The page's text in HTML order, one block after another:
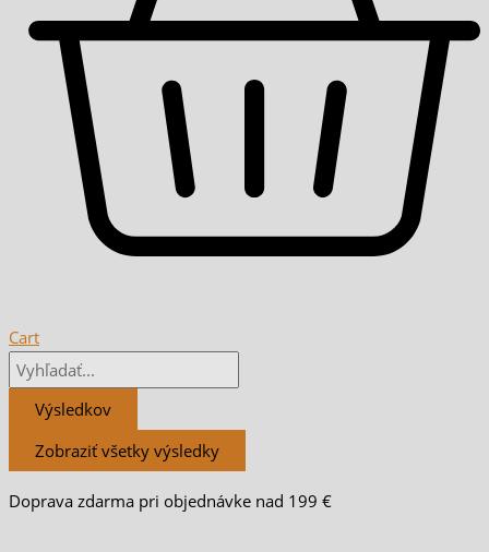
Cart
Výsledkov
Zobraziť všetky výsledky
Doprava zdarma pri objednávke nad 199 €